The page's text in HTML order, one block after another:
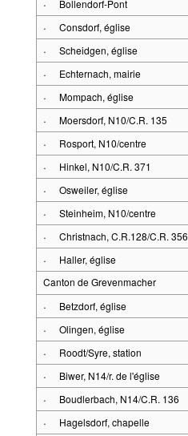
· Bollendorf-Pont
· Consdorf, église
· Scheidgen, église
· Echternach, mairie
· Mompach, église
· Moersdorf, N10/C.R. 135
· Rosport, N10/centre
· Hinkel, N10/C.R. 371
· Osweiler, église
· Steinheim, N10/centre
· Christnach, C.R.128/C.R. 356
·
Haller, église
Canton de Grevenmacher
· Betzdorf, église
· Olingen, église
· Roodt/Syre, station
· Biwer, N14/r. de l'église
· Boudlerbach, N14/C.R. 136
· Hagelsdorf, chapelle